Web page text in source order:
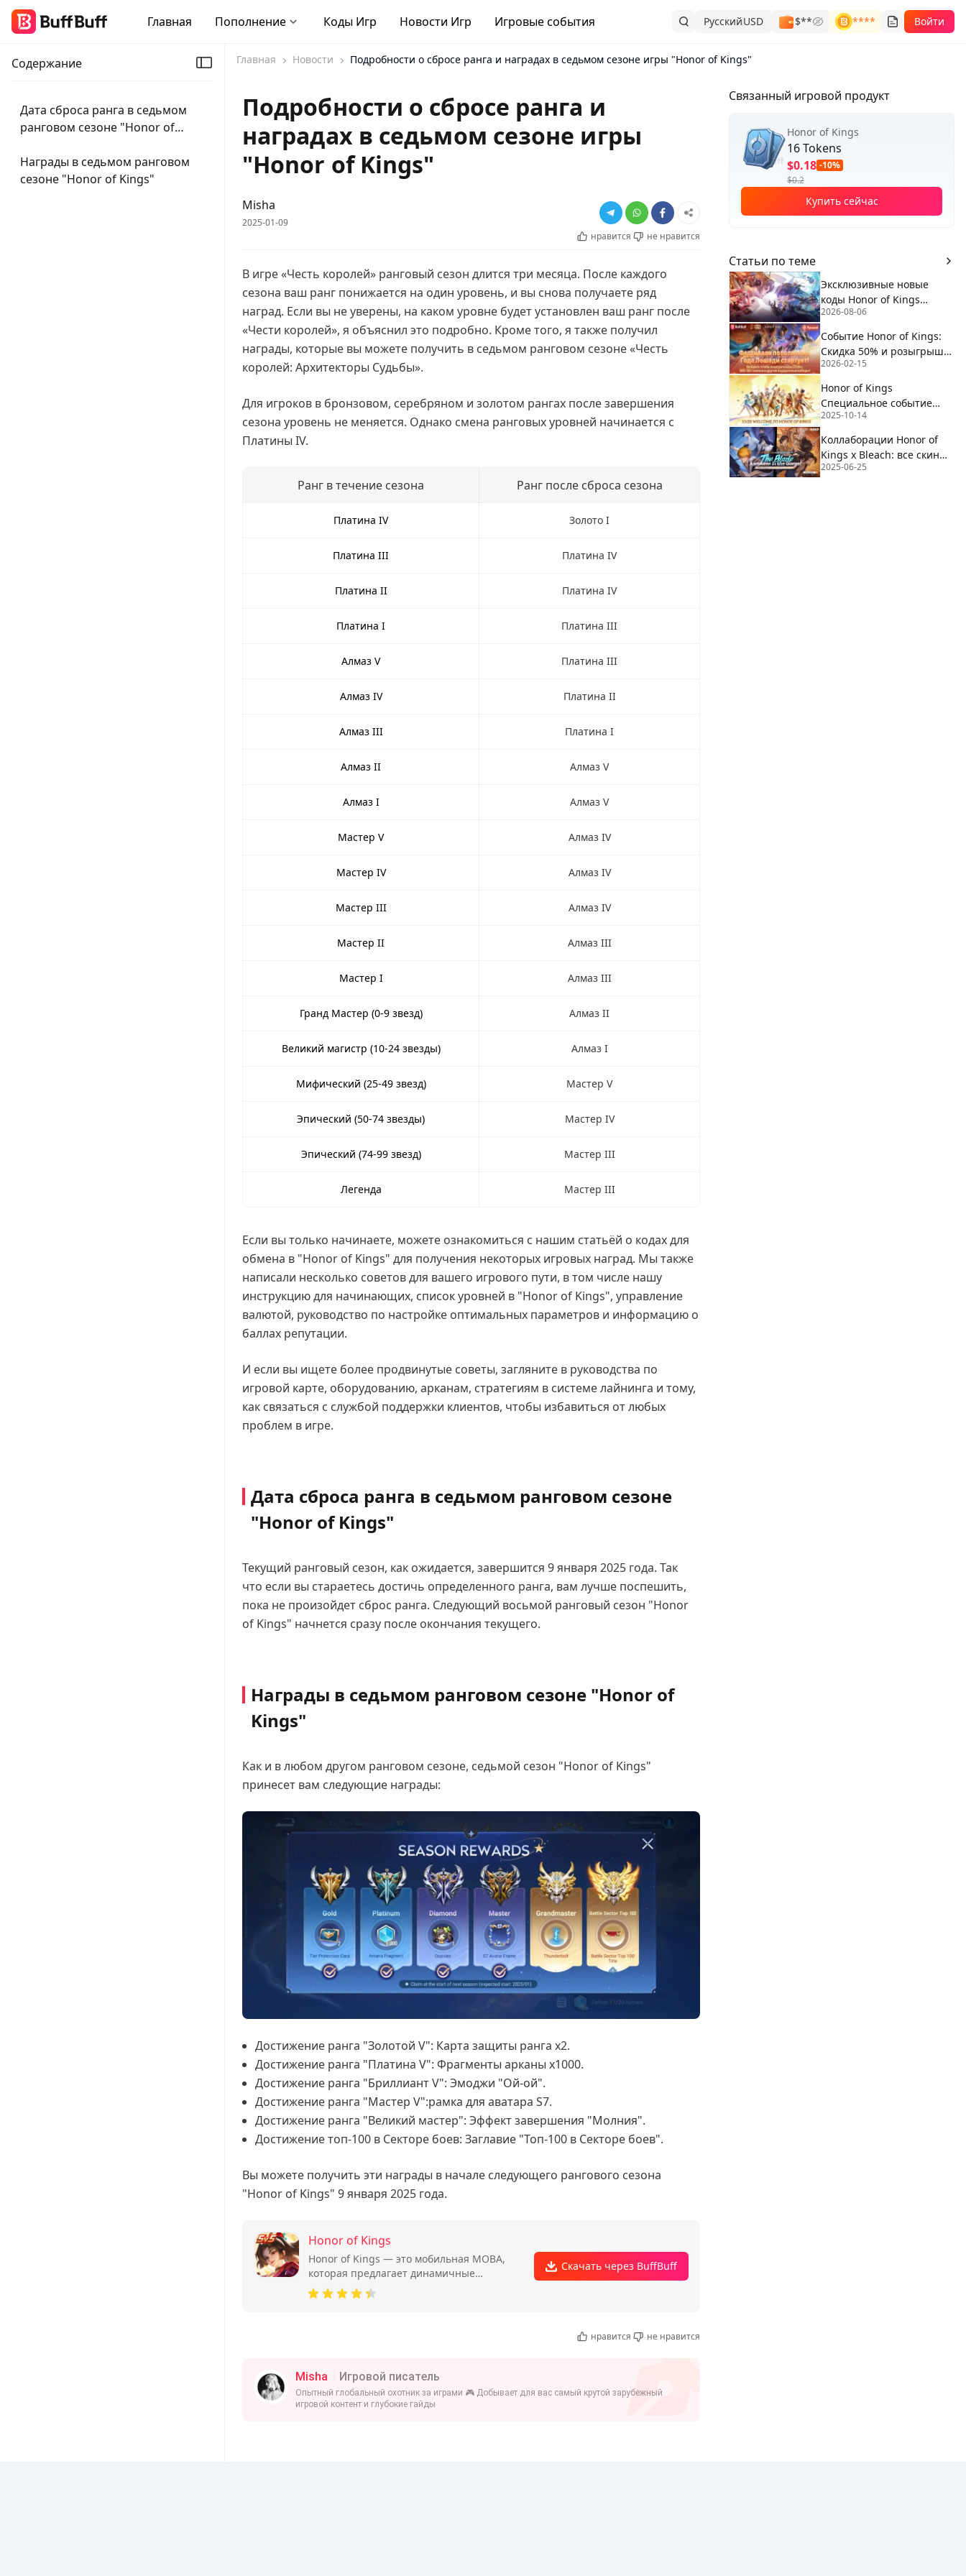
Главная Пополнение Коды Игр Новости Игр Игровые события РусскийUSD $** **** Войти
Содержание
Дата сброса ранга в седьмом
ранговом сезоне "Honor of
Награды в седьмом ранговом
сезоне "Honor of Kings"
Главная Новости Подробности о сбросе ранга и наградах в седьмом сезоне игры "Honor of Kings"
Подробности о сбросе ранга и
наградах в седьмом сезоне игры
"Honor of Kings"
Misha
2025-01-09
нравится
не нравится
В игре «Честь королей» ранговый сезон длится три месяца. После каждого
сезона ваш ранг понижается на один уровень, и вы снова получаете ряд
наград. Если вы не уверены, на каком уровне будет установлен ваш ранг после
«Чести королей», я объяснил это подробно. Кроме того, я также получил
награды, которые вы можете получить в седьмом ранговом сезоне «Честь
королей: Архитекторы Судьбы».
Для игроков в бронзовом, серебряном и золотом рангах после завершения
сезона уровень не меняется. Однако смена ранговых уровней начинается с
Платины IV.
Ранг в течение сезона Ранг после сброса сезона
Платина IV Золото I
Платина III Платина IV
Платина II Платина IV
Платина I Платина III
Алмаз V Платина III
Алмаз IV Платина II
Алмаз III Платина I
Алмаз II Алмаз V
Алмаз I Алмаз V
Мастер V Алмаз IV
Мастер IV Алмаз IV
Мастер III Алмаз IV
Мастер II Алмаз III
Мастер I Алмаз III
Гранд Мастер (0-9 звезд) Алмаз II
Великий магистр (10-24 звезды) Алмаз I
Мифический (25-49 звезд) Мастер V
Эпический (50-74 звезды) Мастер IV
Эпический (74-99 звезд) Мастер III
Легенда Мастер III
Если вы только начинаете, можете ознакомиться с нашим статьёй о кодах для
обмена в "Honor of Kings" для получения некоторых игровых наград. Мы также
написали несколько советов для вашего игрового пути, в том числе нашу
инструкцию для начинающих, список уровней в "Honor of Kings", управление
валютой, руководство по настройке оптимальных параметров и информацию о
баллах репутации.
И если вы ищете более продвинутые советы, загляните в руководства по
игровой карте, оборудованию, арканам, стратегиям в системе лайнинга и тому,
как связаться с службой поддержки клиентов, чтобы избавиться от любых
проблем в игре.
Дата сброса ранга в седьмом ранговом сезоне
"Honor of Kings"
Текущий ранговый сезон, как ожидается, завершится 9 января 2025 года. Так
что если вы стараетесь достичь определенного ранга, вам лучше поспешить,
пока не произойдет сброс ранга. Следующий восьмой ранговый сезон "Honor
of Kings" начнется сразу после окончания текущего.
Награды в седьмом ранговом сезоне "Honor of
Kings"
Как и в любом другом ранговом сезоне, седьмой сезон "Honor of Kings"
принесет вам следующие награды:
Достижение ранга "Золотой V": Карта защиты ранга x2.
Достижение ранга "Платина V": Фрагменты арканы x1000.
Достижение ранга "Бриллиант V": Эмоджи "Ой-ой".
Достижение ранга "Мастер V":рамка для аватара S7.
Достижение ранга "Великий мастер": Эффект завершения "Молния".
Достижение топ-100 в Секторе боев: Заглавие "Топ-100 в Секторе боев".
Вы можете получить эти награды в начале следующего рангового сезона
"Honor of Kings" 9 января 2025 года.
Honor of Kings
Honor of Kings — это мобильная MOBA,
которая предлагает динамичные
командные бои 5 на 5 на классической
карте с тремя линиями.
Скачать через BuffBuff
нравится не нравится
Misha Игровой писатель
Опытный глобальный охотник за играми 🎮 Добывает для вас самый крутой зарубежный
игровой контент и глубокие гайды
Связанный игровой продукт
Honor of Kings
16 Tokens
$0.18 -10%
$0.2
Купить сейчас
Статьи по теме
Эксклюзивные новые
коды Honor of Kings
(август 2026)
2026-08-06
Событие Honor of Kings:
Скидка 50% и розыгрыш
Galaxy S25 Ultra | BuffBuff
2026-02-15
Honor of Kings
Специальное событие
«Десятилетие обещаний»
2025-10-14
Коллаборации Honor of
Kings x Bleach: все скины,
цены и доступность
2025-06-25